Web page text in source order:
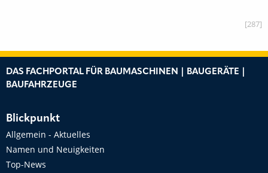
[287]
DAS FACHPORTAL FÜR BAUMASCHINEN | BAUGERÄTE |
BAUFAHRZEUGE
Blickpunkt
Allgemein - Aktuelles
Namen und Neuigkeiten
Top-News